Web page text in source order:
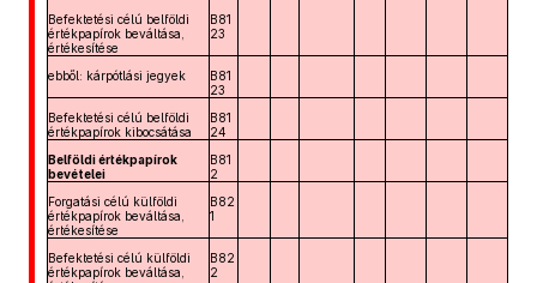
Befektetési célú belföldi
értékpapírok beváltása,
értékesítése
B81
23
ebből: kárpótlási jegyek
B81
23
Befektetési célú belföldi
értékpapírok kibocsátása
B81
24
Belföldi értékpapírok
bevételei
B81
2
Forgatási célú külföldi
értékpapírok beváltása,
értékesítése
B82
1
Befektetési célú külföldi
értékpapírok beváltása,
B82
2